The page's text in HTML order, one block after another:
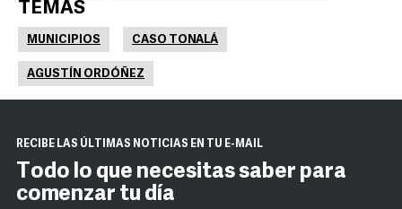
TEMAS
MUNICIPIOS CASO TONALÁ
AGUSTÍN ORDÓÑEZ
RECIBE LAS ÚLTIMAS NOTICIAS EN TU E-MAIL
Todo lo que necesitas saber para
comenzar tu día